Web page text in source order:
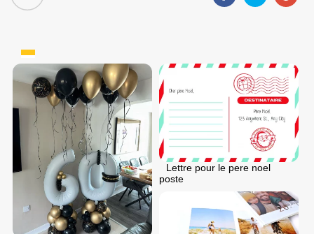
Lettre pour le pere noel
poste